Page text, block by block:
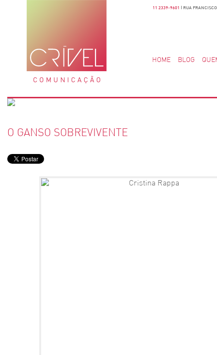
11 2339-9601 | RUA
HOME BLOG
O GANSO SOBREVIVENTE